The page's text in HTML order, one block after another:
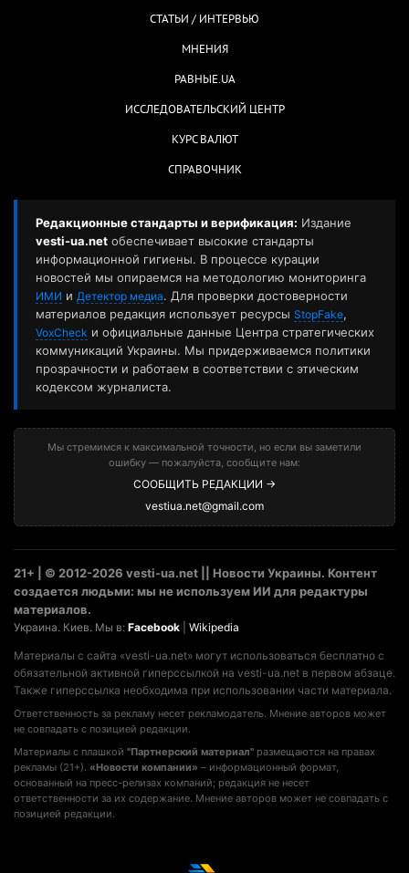
СТАТЬИ / ИНТЕРВЬЮ
МНЕНИЯ
РАВНЫЕ.UA
ИССЛЕДОВАТЕЛЬСКИЙ ЦЕНТР
КУРС ВАЛЮТ
СПРАВОЧНИК
Редакционные стандарты и верификация: Издание
vesti-ua.net обеспечивает высокие стандарты
информационной гигиены. В процессе курации
новостей мы опираемся на методологию мониторинга
ИМИ и Детектор медиа. Для проверки достоверности
материалов редакция использует ресурсы StopFake,
VoxCheck и официальные данные Центра стратегических
коммуникаций Украины. Мы придерживаемся политики
прозрачности и работаем в соответствии с этическим
кодексом журналиста.
Мы стремимся к максимальной точности, но если вы заметили
ошибку — пожалуйста, сообщите нам:
СООБЩИТЬ РЕДАКЦИИ →
vestiua.net@gmail.com
21+ | © 2012-2026 vesti-ua.net || Новости Украины. Контент
создается людьми: мы не используем ИИ для редактуры
материалов.
Украина. Киев. Мы в: Facebook Wikipedia
Материалы с сайта «vesti-ua.net» могут использоваться бесплатно с
обязательной активной гиперссылкой на vesti-ua.net в первом абзаце.
Также гиперссылка необходима при использовании части материала.
Ответственность за рекламу несет рекламодатель. Мнение авторов может
не совпадать с позицией редакции.
Материалы с плашкой "Партнерский материал" размещаются на правах
рекламы (21+). «Новости компании» – информационный формат,
основанный на пресс-релизах компаний; редакция не несет
ответственности за их содержание. Мнение авторов может не совпадать с
позицией редакции.